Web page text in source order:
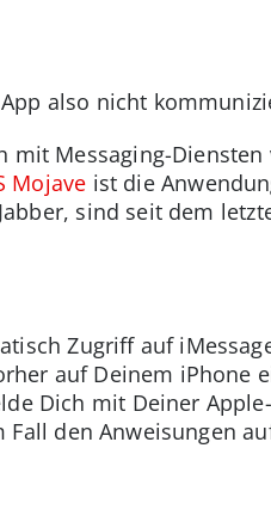
also nicht
mit Messaging-
Mojave ist die
sind seit dem
Zugriff auf
auf Deinem iPhone
Dich mit Deiner
Fall den Anweisungen